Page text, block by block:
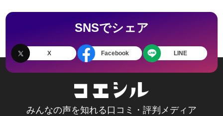
SNSでシェア
X Facebook LINE
みんなの声を知れる口コミ・評判メディア